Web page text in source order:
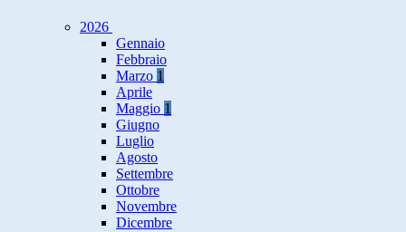
2026
Gennaio
Febbraio
Marzo 1
Aprile
Maggio 1
Giugno
Luglio
Agosto
Settembre
Ottobre
Novembre
Dicembre